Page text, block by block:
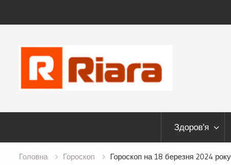
content
Здоров’я
Головна Гороскоп Гороскоп на 18 березня 2024 року